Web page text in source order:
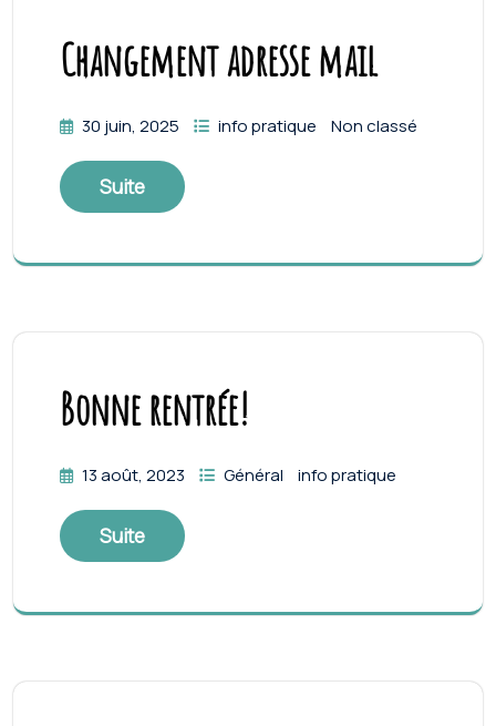
Changement adresse mail
30 juin, 2025 info pratique Non classé
Suite
Bonne rentrée!
13 août, 2023 Général info pratique
Suite